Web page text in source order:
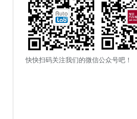
快快扫码关注我们的微信公众号吧！